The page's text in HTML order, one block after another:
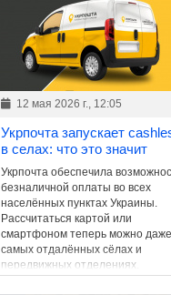
12 мая 2026 г., 12:05
Укрпочта запускает
в селах: что это значит
Укрпочта обеспечила
безналичной оплаты во всех
населённых пунктах Украины.
Рассчитаться картой или
смартфоном теперь можно
самых отдалённых сёлах и
передвижных отделениях.